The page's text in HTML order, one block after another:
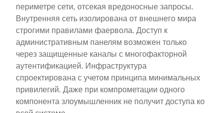
периметре сети, отсекая вредоносные запросы.
Внутренняя сеть изолирована от внешнего мира
строгими правилами фаервола. Доступ к
административным панелям возможен только
через защищенные каналы с многофакторной
аутентификацией. Инфраструктура
спроектирована с учетом принципа минимальных
привилегий. Даже при компрометации одного
компонента злоумышленник не получит доступа ко